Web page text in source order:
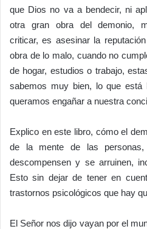
que Dios no va a bendecir, ni
otra gran obra del demonio,
criticar, es asesinar la
obra de lo malo, cuando no
de hogar, estudios o trabajo,
sabemos muy bien, lo que
queramos engañar a nuestra
Explico en este libro, cómo el
de la mente de las
descompensen y se arruinen,
Esto sin dejar de tener en
trastornos psicológicos que hay
El Señor nos dijo vayan por el